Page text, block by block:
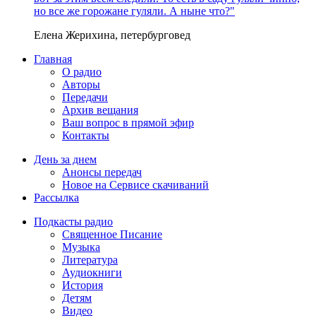
но все же горожане гуляли. А ныне что?"
Елена Жерихина, петербурговед
Главная
О радио
Авторы
Передачи
Архив вещания
Ваш вопрос в прямой эфир
Контакты
День за днем
Анонсы передач
Новое на Сервисе скачиваний
Рассылка
Подкасты радио
Священное Писание
Музыка
Литература
Аудиокниги
История
Детям
Видео